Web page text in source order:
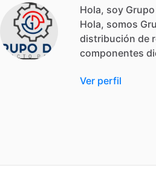
Hola, soy Grupo
Hola, somos
distribución de
componentes
Ver perfil